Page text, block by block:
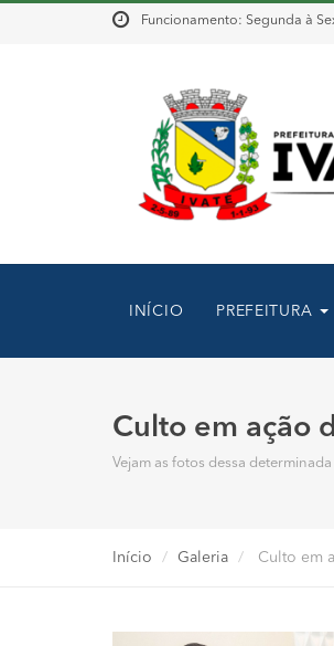
Funcionamento: Segunda à
INÍCIO PREFEITURA
Culto em ação
Vejam as fotos dessa
Início Galeria Culto em